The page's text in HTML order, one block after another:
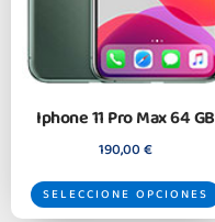
Iphone 11 Pro Max 64 GB
190,00€
SELECCIONE OPCIONES